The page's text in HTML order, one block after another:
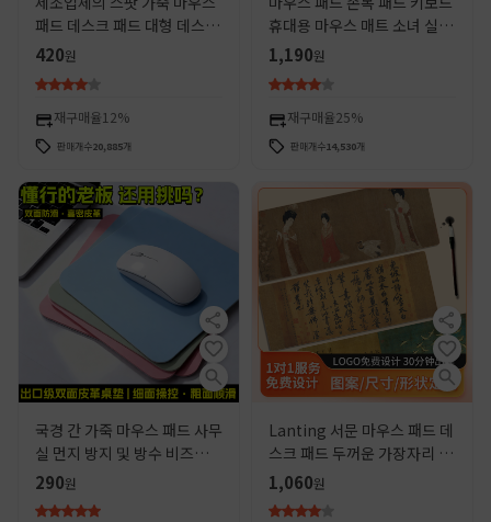
패드 데스크 패드 대형 데스크
패드 방수 노워시 사무실 컴퓨
420원
재구매율 12%
판매개수20,885개
휴대용 마우스 매트 소녀 실리
콘 손목 고정 사무실 좋은 컴퓨
터 액세서리 남성
1,190원
재구매율25%
판매개수14,530개
국경 간 가죽 마우스 패드 사무
실 먼지 방지 및 방수 비즈니스
가죽 노트북 키보드 패드 컴퓨
290원
Lanting 서문 마우스 패드 데
스크 패드 두꺼운 가장자리 키
보드 패드 서예 쓰기 패드 중국
스타일 시 그림 펠트 패드
1,060원